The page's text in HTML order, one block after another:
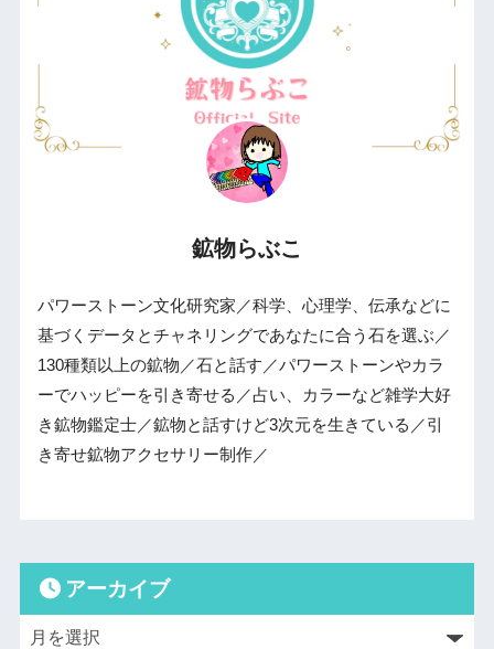
鉱物らぶこ
パワーストーン文化研究家／科学、心理学、伝承などに
基づくデータとチャネリングであなたに合う石を選ぶ／
130種類以上の鉱物／石と話す／パワーストーンやカラ
ーでハッピーを引き寄せる／占い、カラーなど雑学大好
き鉱物鑑定士／鉱物と話すけど3次元を生きている／引
き寄せ鉱物アクセサリー制作／
アーカイブ